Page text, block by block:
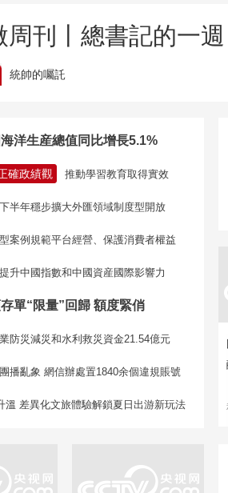
周刊丨總書記的一
統帥的囑託
海洋生産總值同比增長5.1%
確政績觀 推動學習教育取得實效
半年穩步擴大外匯領域制度型開放
案例規範平台經營、保護消費者權益
升中國指數和中國資産國際影響力
單“限量”回歸 額度緊俏
防災減災和水利救災資金21.54億元
播亂象 網信辦處置1840余個違規賬號
溫 差異化文旅體驗解鎖夏日出游新玩法